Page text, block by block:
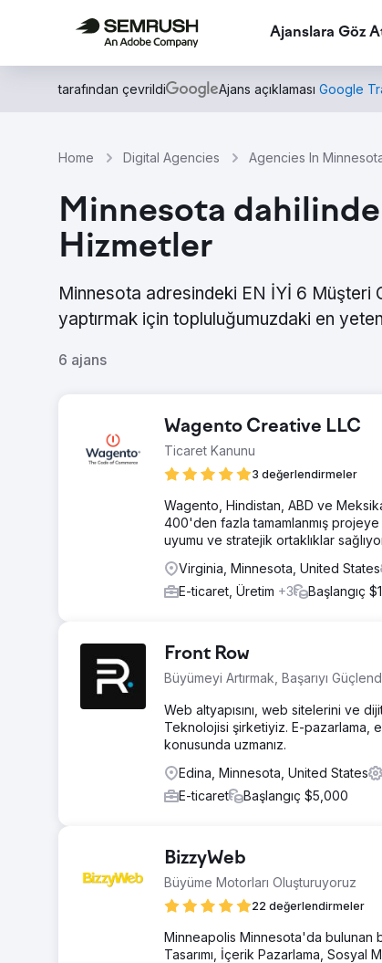
Ajanslara Göz
tarafından çevrildi Ajans açıklaması Google
Home Digital Agencies Agencies In
Minnesota
Hizmetler
Minnesota adresindeki EN İYİ 6 Müşteri
yaptırmak için topluluğumuzdaki en
6 ajans
Wagento Creative LLC
Ticaret Kanunu
3 değerlendirmeler
Wagento, Hindistan, ABD ve
400'den fazla tamamlanmış projeye
uyumu ve stratejik ortaklıklar
Virginia, Minnesota, United States
E-ticaret, Üretim +3 Başlangıç
Front Row
Büyümeyi Artırmak, Başarıyı
Web altyapısını, web sitelerini ve
Teknolojisi şirketiyiz. E-pazarlama,
konusunda uzmanız.
Edina, Minnesota, United States
E-ticaret
Başlangıç $5,000
BizzyWeb
Büyüme Motorları Oluşturuyoruz
22 değerlendirmeler
Minneapolis Minnesota'da bulunan
Tasarımı, İçerik Pazarlama, Sosyal